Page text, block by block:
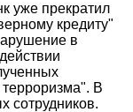
уже прекратил
кредиту"
в
В
сотрудников.